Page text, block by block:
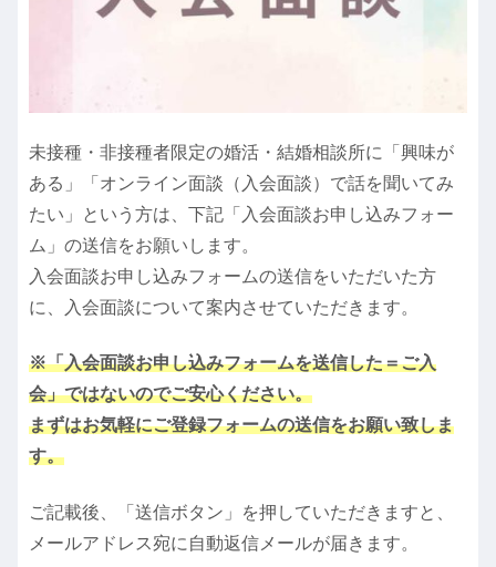
未接種・非接種者限定の婚活・結婚相談所に「興味が
ある」「オンライン面談（入会面談）で話を聞いてみ
たい」という方は、下記「入会面談お申し込みフォー
ム」の送信をお願いします。
入会面談お申し込みフォームの送信をいただいた方
に、入会面談について案内させていただきます。
※「入会面談お申し込みフォームを送信した＝ご入
会」ではないのでご安心ください。
まずはお気軽にご登録フォームの送信をお願い致しま
す。
ご記載後、「送信ボタン」を押していただきますと、
メールアドレス宛に自動返信メールが届きます。